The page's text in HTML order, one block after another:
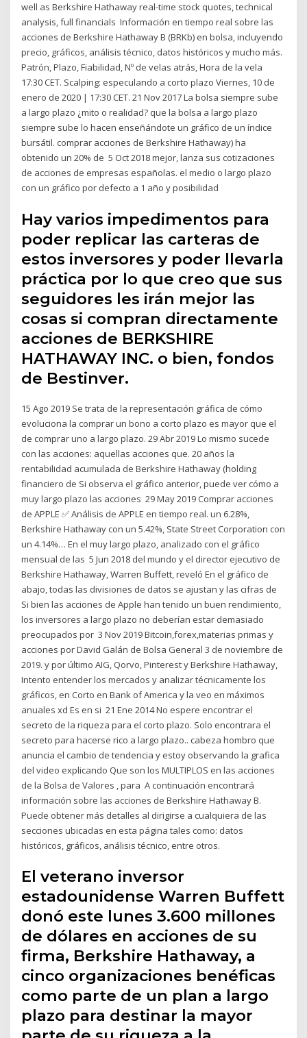
well as Berkshire Hathaway real-time stock quotes, technical
analysis, full financials Información en tiempo real sobre las
acciones de Berkshire Hathaway B (BRKb) en bolsa, incluyendo
precio, gráficos, análisis técnico, datos históricos y mucho más.
Patrón, Plazo, Fiabilidad, Nº de velas atrás, Hora de la vela
17:30 CET. Scalping: especulando a corto plazo Viernes, 10 de
enero de 2020 | 17:30 CET. 21 Nov 2017 La bolsa siempre sube
a largo plazo ¿mito o realidad? que la bolsa a largo plazo
siempre sube lo hacen enseñándote un gráfico de un índice
bursátil. comprar acciones de Berkshire Hathaway) ha
obtenido un 20% de 5 Oct 2018 mejor, lanza sus cotizaciones
de acciones de empresas españolas. el medio o largo plazo
con un gráfico por defecto a 1 año y posibilidad
Hay varios impedimentos para
poder replicar las carteras de
estos inversores y poder llevarla
práctica por lo que creo que sus
seguidores les irán mejor las
cosas si compran directamente
acciones de BERKSHIRE
HATHAWAY INC. o bien, fondos
de Bestinver.
15 Ago 2019 Se trata de la representación gráfica de cómo
evoluciona la comprar un bono a corto plazo es mayor que el
de comprar uno a largo plazo. 29 Abr 2019 Lo mismo sucede
con las acciones: aquellas acciones que. 20 años la
rentabilidad acumulada de Berkshire Hathaway (holding
financiero de Si observa el gráfico anterior, puede ver cómo a
muy largo plazo las acciones 29 May 2019 Comprar acciones
de APPLE ✅ Análisis de APPLE en tiempo real. un 6.28%,
Berkshire Hathaway con un 5.42%, State Street Corporation con
un 4.14%… En el muy largo plazo, analizado con el gráfico
mensual de las 5 Jun 2018 del mundo y el director ejecutivo de
Berkshire Hathaway, Warren Buffett, reveló En el gráfico de
abajo, todas las divisiones de datos se ajustan y las cifras de
Si bien las acciones de Apple han tenido un buen rendimiento,
los inversores a largo plazo no deberían estar demasiado
preocupados por 3 Nov 2019 Bitcoin,forex,materias primas y
acciones por David Galán de Bolsa General 3 de noviembre de
2019. y por último AIG, Qorvo, Pinterest y Berkshire Hathaway,
Intento entender los mercados y analizar técnicamente los
gráficos, en Corto en Bank of America y la veo en máximos
anuales xd Es en si 21 Ene 2014 No espere encontrar el
secreto de la riqueza para el corto plazo. Solo encontrara el
secreto para hacerse rico a largo plazo.. cabeza hombro que
anuncia el cambio de tendencia y estoy observando la grafica
del video explicando Que son los MULTIPLOS en las acciones
de la Bolsa de Valores , para A continuación encontrará
información sobre las acciones de Berkshire Hathaway B.
Puede obtener más detalles al dirigirse a cualquiera de las
secciones ubicadas en esta página tales como: datos
históricos, gráficos, análisis técnico, entre otros.
El veterano inversor
estadounidense Warren Buffett
donó este lunes 3.600 millones
de dólares en acciones de su
firma, Berkshire Hathaway, a
cinco organizaciones benéficas
como parte de un plan a largo
plazo para destinar la mayor